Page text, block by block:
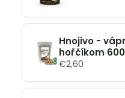
Hnojivo -
hořčíkom
€2,60